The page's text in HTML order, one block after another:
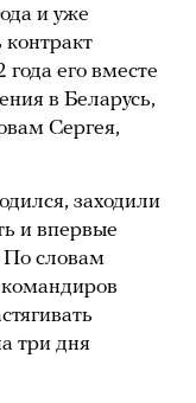
и уже
его вместе
в Беларусь,
Сергея,
заходили
и впервые
По словам
три дня